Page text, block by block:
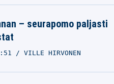
– seurapomo paljasti
VILLE HIRVONEN